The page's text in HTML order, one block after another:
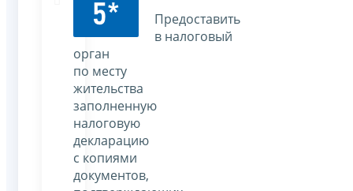
5*
Предоставить
в налоговый
орган
по месту
жительства
заполненную
налоговую
декларацию
с копиями
документов,